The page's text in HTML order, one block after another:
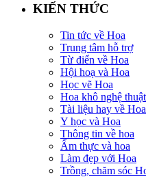
KIẾN THỨC
Tin tức về Hoa
Trung tâm hỗ trợ
Từ điển về Hoa
Hội hoạ và Hoa
Học vẽ Hoa
Hoa khô nghệ thuật
Tài liệu hay về Hoa
Y học và Hoa
Thông tin về hoa
Ẩm thực và hoa
Làm đẹp với Hoa
Trồng, chăm sóc